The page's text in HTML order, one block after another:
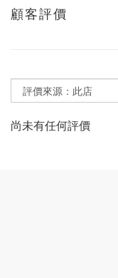
顧客評價
尚未有任何評價